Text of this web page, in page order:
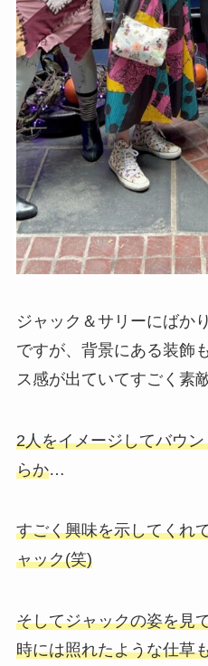
ジャック＆サリーにばか
ですが、背景にある装飾
ス感が出ていてすごく素
2人をイメージしてバウ
らか…
すごく興味を示してくれ
ャック(笑)
そしてジャックの姿を見
時には照れたような仕草